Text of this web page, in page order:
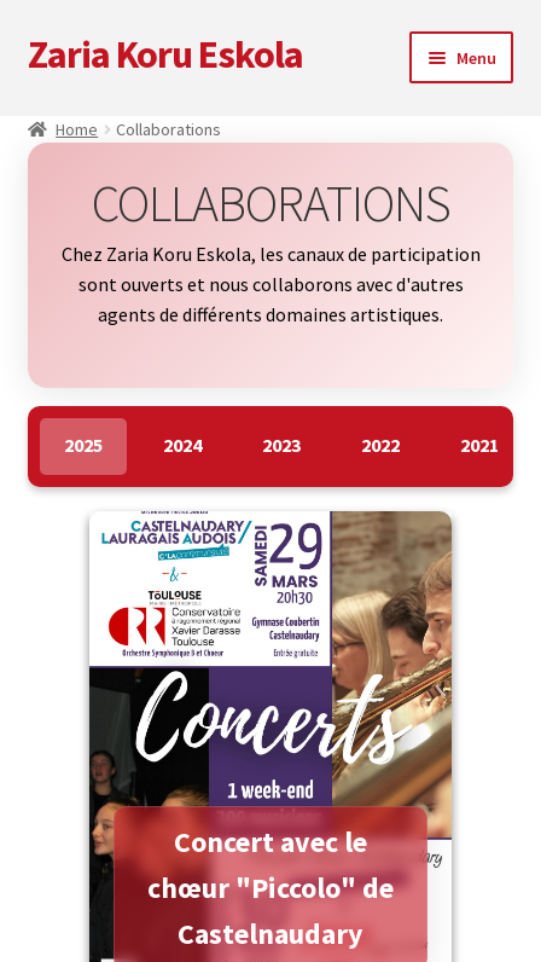
Skip
to
Skip
to
Zaria Koru Eskola Menu
Zaria Koru Eskola
le
enfant
Collaborations
Prochaines représentations
Zarialagun
Newsletter
Boutique
Home Collaborations
COLLABORATIONS
Chez Zaria Koru Eskola, les canaux de participation
sont ouverts et nous collaborons avec d'autres
agents de différents domaines artistiques.
2025 2024 2023 2022 2021
Concert avec le
chœur "Piccolo" de
Castelnaudary
Plus d'informations